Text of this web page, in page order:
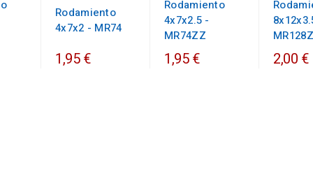
Rodamiento
4x7x2 - MR74
1,95 €
Rodamiento
4x7x2.5 -
MR74ZZ
1,95 € 2,00 €